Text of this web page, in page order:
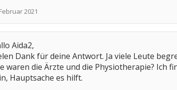
2021
Aida2,
Dank für deine Antwort. Ja viele Leute
waren die Ärzte und die Physiotherapie? Ich
Hauptsache es hilft.